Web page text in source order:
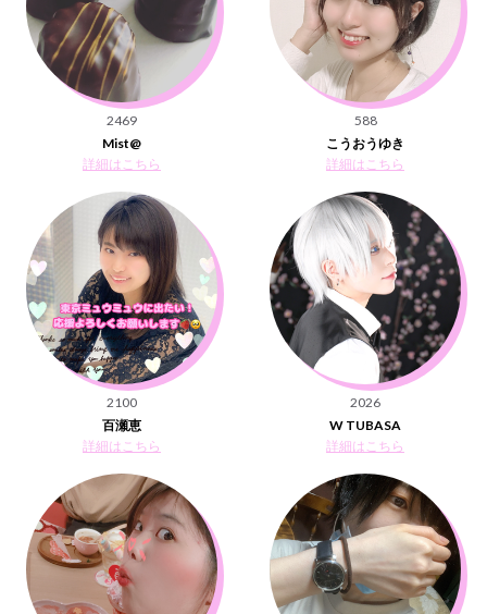
2469
Mist@
詳細はこちら
588
こうおうゆき
詳細はこちら
2100
百瀬恵
詳細はこちら
2026
W TUBASA
詳細はこちら